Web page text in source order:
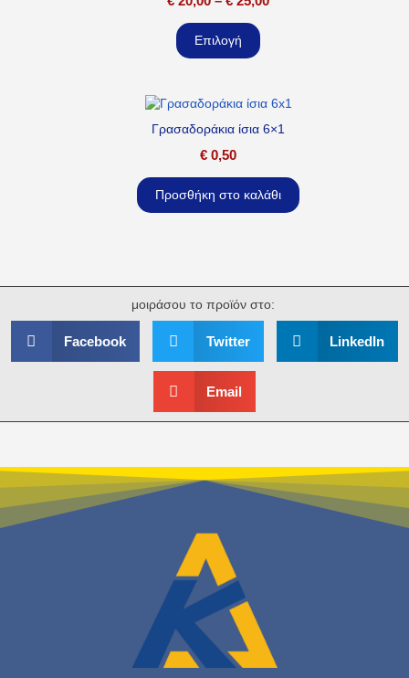
Επιλογή
Γρασαδοράκια ίσια 6×1
€ 0,50
Προσθήκη στο καλάθι
μοιράσου το προϊόν στο:
Facebook Twitter LinkedIn
Email